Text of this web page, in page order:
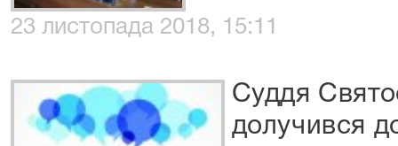
23 листопада 2018, 15:11
Суддя
долучився